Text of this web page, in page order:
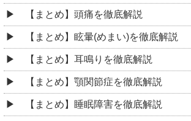
【まとめ】頭痛を徹底解説
【まとめ】眩暈(めまい)を徹底解説
【まとめ】耳鳴りを徹底解説
【まとめ】顎関節症を徹底解説
【まとめ】睡眠障害を徹底解説